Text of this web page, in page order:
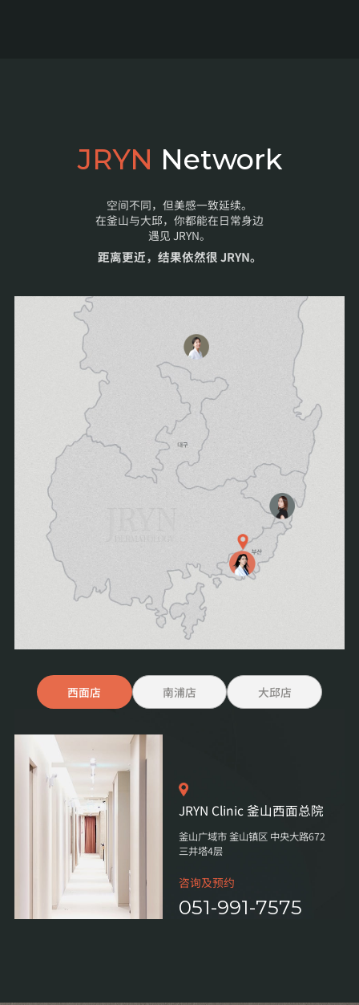
JRYN Network
空间不同，但美感一致延续。
在釜山与大邱，你都能在日常身边
遇见 JRYN。
距离更近，结果依然很 JRYN。
西面店 南浦店 大邱店
JRYN Clinic 釜山西面总院
釜山广域市 釜山镇区 中央大路672
三井塔4层
咨询及预约
051-991-7575